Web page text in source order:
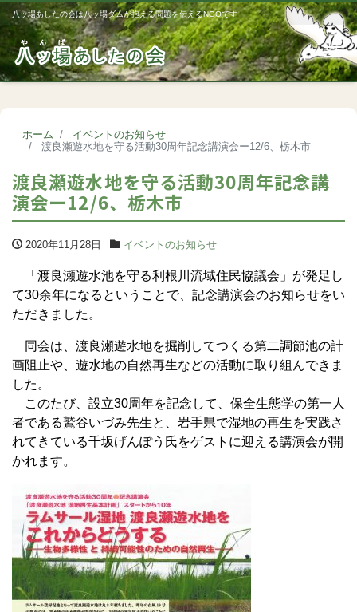
八ッ場あしたの会は八ッ場ダムが抱える問題を伝えるNGOです
ホーム
イベントのお知らせ
渡良瀬遊水地を守る活動30周年記念講演会ー12/6、栃木市
渡良瀬遊水地を守る活動30周年記念講
演会ー12/6、栃木市
2020年11月28日 イベントのお知らせ
「渡良瀬遊水池を守る利根川流域住民協議会」が発足し
て30余年になるということで、記念講演会のお知らせをい
ただきました。
同会は、渡良瀬遊水地を掘削してつくる第二調節池の計
画阻止や、遊水地の自然再生などの活動に取り組んできま
した。
このたび、設立30周年を記念して、保全生態学の第一人
者である鷲谷いづみ先生と、岩手県で湿地の再生を実践さ
れてきている千坂げんぽう氏をゲストに迎える講演会が開
かれます。